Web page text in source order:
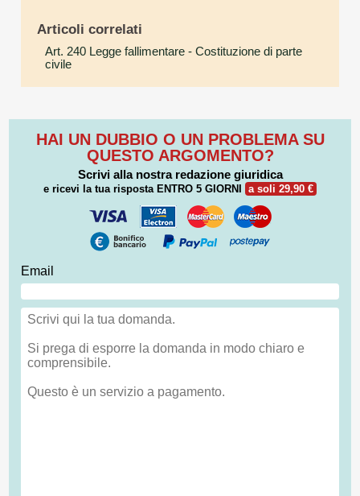
Articoli correlati
Art. 240 Legge fallimentare - Costituzione di parte
civile
HAI UN DUBBIO O UN PROBLEMA SU
QUESTO ARGOMENTO?
Scrivi alla nostra redazione giuridica
e ricevi la tua risposta ENTRO 5 GIORNI a soli 29,90 €
Email